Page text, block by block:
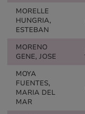
MORELLE
HUNGRIA,
ESTEBAN
MORENO
GENE, JOSE
MOYA
FUENTES,
MARIA DEL
MAR